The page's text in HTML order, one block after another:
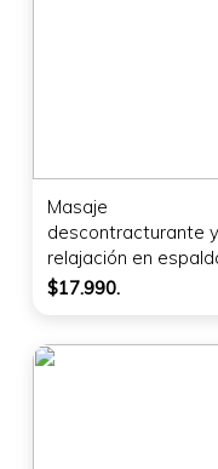
Masaje
descontracturante y
relajación en
$17.990.